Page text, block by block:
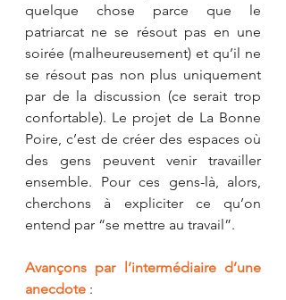
quelque chose parce que le
patriarcat ne se résout pas en une
soirée (malheureusement) et qu’il ne
se résout pas non plus uniquement
par de la discussion (ce serait trop
confortable). Le projet de La Bonne
Poire, c’est de créer des espaces où
des gens peuvent venir travailler
ensemble. Pour ces gens-là, alors,
cherchons à expliciter ce qu’on
entend par “se mettre au travail”.
Avançons par l’intermédiaire d’une
anecdote :